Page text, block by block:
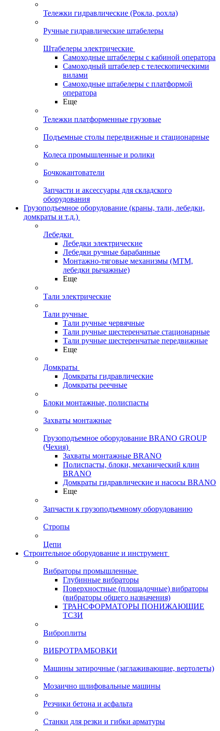
Тележки гидравлические (Рокла, рохла)
Ручные гидравлические штабелеры
Штабелеры электрические
Самоходные штабелеры с кабиной оператора
Самоходный штабелер с телескопическими
вилами
Самоходные штабелеры с платформой
оператора
Еще
Тележки платформенные грузовые
Подъемные столы передвижные и стационарные
Колеса промышленные и ролики
Бочкокантователи
Запчасти и аксессуары для складского
оборудования
Грузоподъемное оборудование (краны, тали, лебедки,
домкраты и т.д.)
Лебедки
Лебедки электрические
Лебедки ручные барабанные
Монтажно-тяговые механизмы (МТМ,
лебедки рычажные)
Еще
Тали электрические
Тали ручные
Тали ручные червячные
Тали ручные шестеренчатые стационарные
Тали ручные шестеренчатые передвижные
Еще
Домкраты
Домкраты гидравлические
Домкраты реечные
Блоки монтажные, полиспасты
Захваты монтажные
Грузоподъемное оборудование BRANO GROUP
(Чехия)
Захваты монтажные BRANO
Полиспасты, блоки, механический клин
BRANO
Домкраты гидравлические и насосы BRANO
Еще
Запчасти к грузоподъемному оборудованию
Стропы
Цепи
Строительное оборудование и инструмент
Вибраторы промышленные
Глубинные вибраторы
Поверхностные (площадочные) вибраторы
(вибраторы общего назначения)
ТРАНСФОРМАТОРЫ ПОНИЖАЮЩИЕ
ТСЗИ
Виброплиты
ВИБРОТРАМБОВКИ
Машины затирочные (заглаживающие, вертолеты)
Мозаично шлифовальные машины
Резчики бетона и асфальта
Станки для резки и гибки арматуры